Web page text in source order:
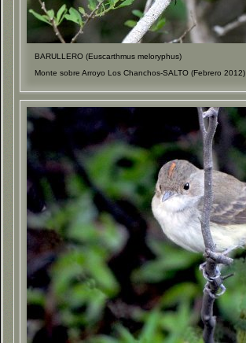
BARULLERO (Euscarthmus meloryphus)
Monte sobre Arroyo Los Chanchos-SALTO (Febrero 2012)